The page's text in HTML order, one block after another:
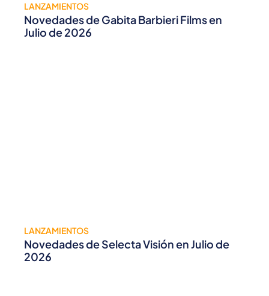
LANZAMIENTOS
Novedades de Gabita Barbieri Films en
Julio de 2026
LANZAMIENTOS
Novedades de Selecta Visión en Julio de
2026